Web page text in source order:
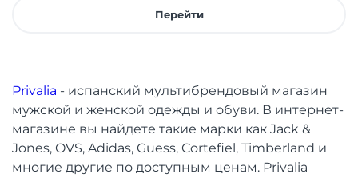
Перейти
Privalia - испанский мультибрендовый магазин
мужской и женской одежды и обуви. В интернет-
магазине вы найдете такие марки как Jack &
Jones, OVS, Adidas, Guess, Cortefiel, Timberland и
многие другие по доступным ценам. Privalia